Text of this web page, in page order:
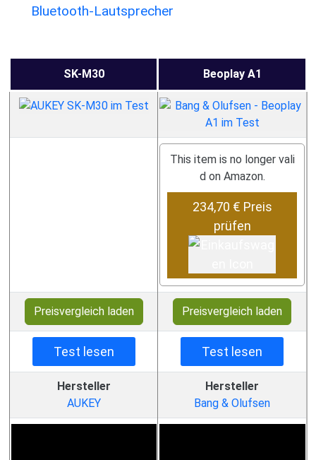
Bluetooth-Lautsprecher
SK-M30 Beoplay A1
This item is no longer vali
d on Amazon.
234,70 € Preis
prüfen
Preisvergleich laden Preisvergleich laden
Test lesen Test lesen
Hersteller
AUKEY
Hersteller
Bang & Olufsen